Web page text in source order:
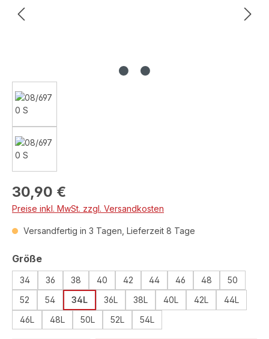
Regulärer Preis:
30,90 €
Preise inkl. MwSt. zzgl. Versandkosten
Versandfertig in 3 Tagen, Lieferzeit 8 Tage
Größeauswählen
34 36 38 40 42 44 46 48
50
52
54 34L 36L 38L 40L 42L
44L
46L
48L 50L 52L 54L